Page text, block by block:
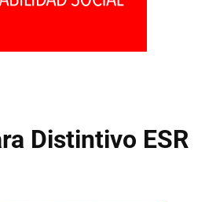
Distintivo ESR